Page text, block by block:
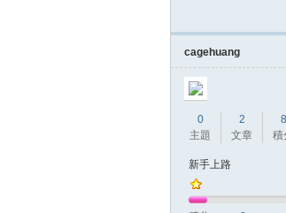
cagehuang
0
主題
2
文章
8
積
新手上路